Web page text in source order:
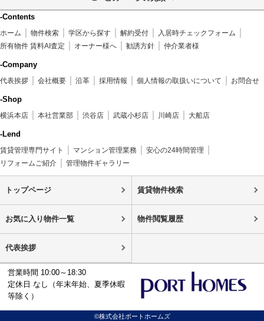
-Contents
ホーム 物件検索 学区から探す 解約受付
入居時チェックフォーム
所有物件 賃料AI査定
オーナー様へ 勧誘方針 仲介業者様
-Company
代表挨拶 会社概要 沿革 採用情報 個人情報の取扱いについて お問合せ
-Shop
横浜本店 本社営業部 渋谷店 武蔵小杉店 川崎店 大船店
-Lend
賃貸管理専門サイト マンション管理業務
安心の24時間管理
リフォームご紹介
管理物件ギャラリー
トップページ 賃貸物件検索
お気に入り物件一覧 物件閲覧履歴
代表挨拶
営業時間 10:00～18:30
定休日 なし（年末年始、夏季休暇
等除く）
©株式会社ポートホームズ